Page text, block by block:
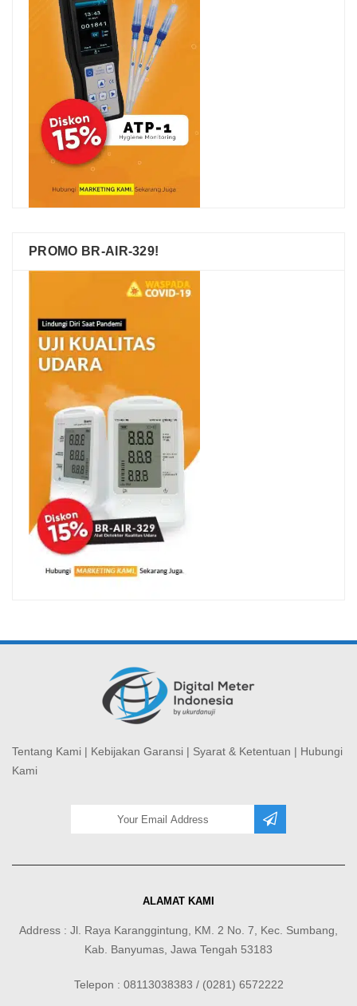
PROMO BR-AIR-329!
Tentang Kami | Kebijakan Garansi | Syarat & Ketentuan | Hubungi
Kami
ALAMAT KAMI
Address : Jl. Raya Karanggintung, KM. 2 No. 7, Kec. Sumbang,
Kab. Banyumas, Jawa Tengah 53183
Telepon : 08113038383 / (0281) 6572222